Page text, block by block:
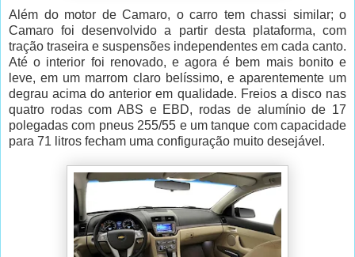
Além do motor de Camaro, o carro tem chassi similar; o
Camaro foi desenvolvido a partir desta plataforma, com
tração traseira e suspensões independentes em cada canto.
Até o interior foi renovado, e agora é bem mais bonito e
leve, em um marrom claro belíssimo, e aparentemente um
degrau acima do anterior em qualidade. Freios a disco nas
quatro rodas com ABS e EBD, rodas de alumínio de 17
polegadas com pneus 255/55 e um tanque com capacidade
para 71 litros fecham uma configuração muito desejável.